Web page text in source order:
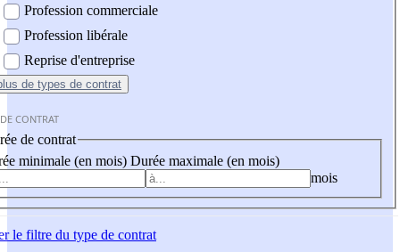
Profession commerciale
Profession libérale
Reprise d'entreprise
de types de contrat
CONTRAT
de contrat
minimale (en mois) Durée maximale (en mois)
mois
le filtre du type de contrat